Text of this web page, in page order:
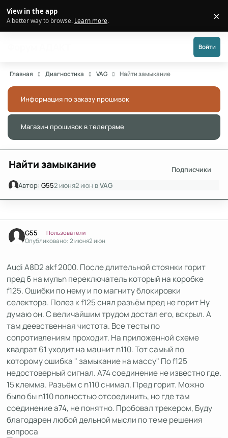
View in the app
A better way to browse. Learn more. ×
Войти
Главная Диагностика VAG Найти замыкание
Информация по заказу прошивок
Магазин прошивок в телеграме
Найти замыкание
Подписчики
Автор:G552 июня2 июн вVAG
G55 Пользователи
Опубликовано:2 июня2 июн
Audi A8D2 akf 2000. После длительной стоянки горит
пред 6 на мульn переключатель который на коробке
f125. Ошибки по нему и по магниту блокировки
селектора. Полез к f125 снял разъём пред не горит Ну
думаю он. С величайшим трудом достал его, вскрыл. А
там деевственная чистота. Все тесты по
сопротивлениям проходит. На приложенной схеме
квадрат 61 уходит на маuнит n110. Тот самый по
которому ошибка " замыкание на массу" По f125
недостоверный сигнал. А74 соединение не известно где.
15 клемма. Разъём с n110 снимал. Пред горит. Можно
было бы n110 полностью отсоединить, но где там
соединение а74, не понятно. Пробовал трекером, Буду
благодарен любой дельной мысли по теме решения
вопроса